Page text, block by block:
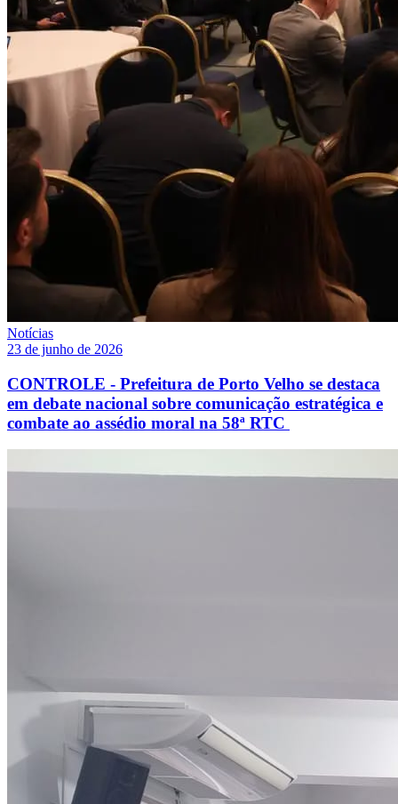
Notícias
23 de junho de 2026
CONTROLE - Prefeitura de Porto Velho se destaca
em debate nacional sobre comunicação estratégica e
combate ao assédio moral na 58ª RTC